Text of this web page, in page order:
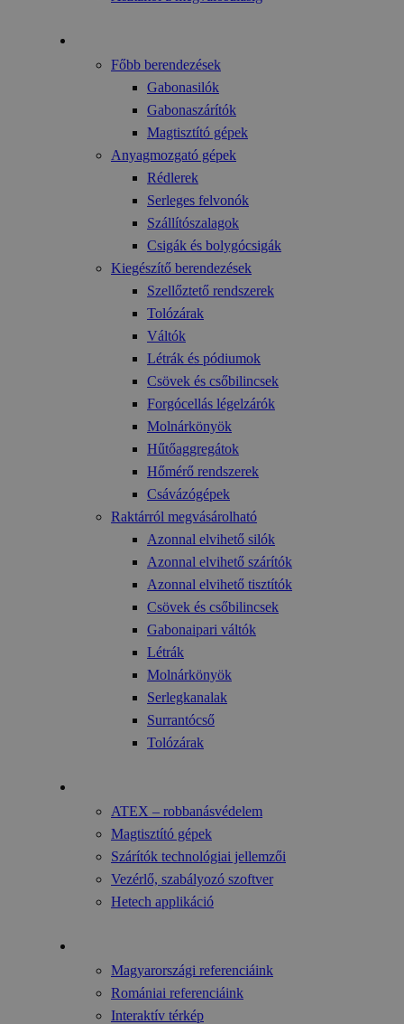
Főbb berendezések
Gabonasilók
Gabonaszárítók
Magtisztító gépek
Anyagmozgató gépek
Rédlerek
Serleges felvonók
Szállítószalagok
Csigák és bolygócsigák
Kiegészítő berendezések
Szellőztető rendszerek
Tolózárak
Váltók
Létrák és pódiumok
Csövek és csőbilincsek
Forgócellás légelzárók
Molnárkönyök
Hűtőaggregátok
Hőmérő rendszerek
Csávázógépek
Raktárról megvásárolható
Azonnal elvihető silók
Azonnal elvihető szárítók
Azonnal elvihető tisztítók
Csövek és csőbilincsek
Gabonaipari váltók
Létrák
Molnárkönyök
Serlegkanalak
Surrantócső
Tolózárak
ATEX – robbanásvédelem
Magtisztító gépek
Szárítók technológiai jellemzői
Vezérlő, szabályozó szoftver
Hetech applikáció
Magyarországi referenciáink
Romániai referenciáink
Interaktív térkép